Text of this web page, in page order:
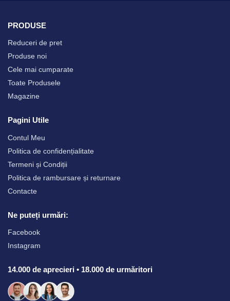
PRODUSE
Reduceri de pret
Produse noi
Cele mai cumparate
Toate Produsele
Magazine
Pagini Utile
Contul Meu
Politica de confidențialitate
Termeni și Condiții
Politica de rambursare și returnare
Contacte
Ne puteți urmări:
Facebook
Instagram
14.000 de aprecieri • 18.000 de urmăritori